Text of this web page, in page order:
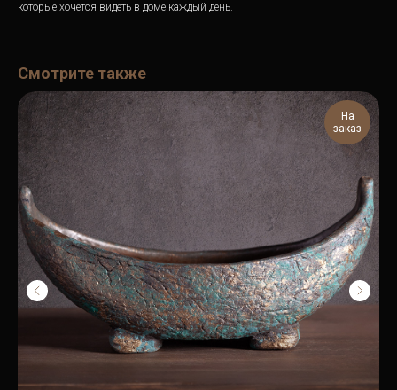
которые хочется видеть в доме каждый день.
Смотрите также
На
заказ